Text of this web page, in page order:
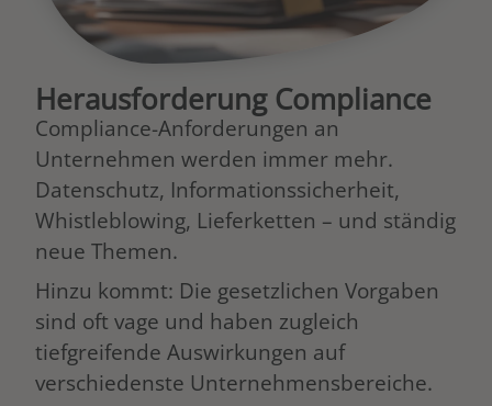
Herausforderung Compliance
Compliance-Anforderungen an
Unternehmen werden immer mehr.
Datenschutz, Informationssicherheit,
Whistleblowing, Lieferketten – und ständig
neue Themen.
Hinzu kommt: Die gesetzlichen Vorgaben
sind oft vage und haben zugleich
tiefgreifende Auswirkungen auf
verschiedenste Unternehmensbereiche.